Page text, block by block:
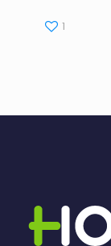
1